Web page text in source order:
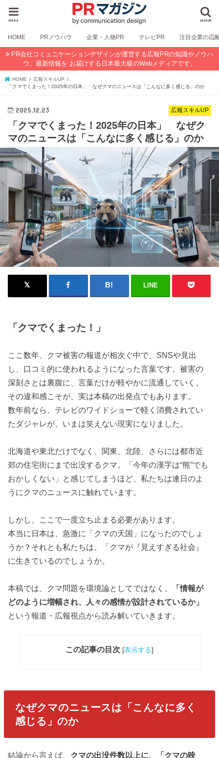
search
menu
HOME PRノウハウ 企業・人物PR テレビPR 注目企業の広
PR会社コミュニケーションデザインが運営する広報PRの知識やノウハ
ウ、最新情報を お届けする日本最大級のWebメディアです。
HOME
広報スキルUP
「クマでくまった！2025年の日本」 なぜクマのニュースは「こんなに多く感じる」のか
広報スキルUP
2025.12.23
「クマでくまった！2025年の日本」 なぜク
マのニュースは「こんなに多く感じる」のか
LINE
「クマでくまった！」
ここ数年、クマ被害の報道が相次ぐ中で、SNSや見出
し、口コミ的に使われるようになった言葉です。被害の
深刻さとは裏腹に、言葉だけが軽やかに流通していく。
その違和感こそが、実は本稿の出発点でもあります。
数年前なら、テレビのワイドショーで軽く消費されてい
たダジャレが、いまは笑えない現実になりました。
北海道や東北だけでなく、関東、北陸、さらには都市近
郊の住宅街にまで出没するクマ。「今年の漢字は“熊”でも
おかしくない」と感じてしまうほど、私たちは連日のよ
うにクマのニュースに触れています。
しかし、ここで一度立ち止まる必要があります。
本当に日本は、急激に「クマの天国」になったのでしょ
うか？それとも私たちは、「クマが『見えすぎる社会』
に生きているのでしょうか。
本稿では、クマ問題を環境論としてではなく、
「情報が
どのように増幅され、人々の感情が設計されているか」
という報道・広報視点から読み解いていきます。
この記事の目次 [表示する]
なぜクマのニュースは「こんなに多く
感じる」のか
結論から言えば、 クマの出没件数以上に、「クマの映